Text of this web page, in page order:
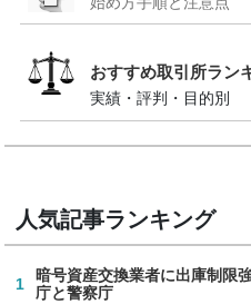
おすすめ取引所ラン
実績・評判・目的別
人気記事ランキング
1
暗号資産交換業者に出庫制限
庁と警察庁